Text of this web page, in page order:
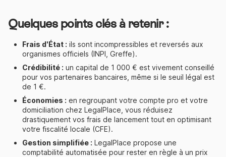
Quelques points clés à retenir :
Frais d'État : ils sont incompressibles et reversés aux
organismes officiels (INPI, Greffe).
Crédibilité : un capital de 1 000 € est vivement conseillé
pour vos partenaires bancaires, même si le seuil légal est
de 1 €.
Économies : en regroupant votre compte pro et votre
domiciliation chez LegalPlace, vous réduisez
drastiquement vos frais de lancement tout en optimisant
votre fiscalité locale (CFE).
Gestion simplifiée : LegalPlace propose une
comptabilité automatisée pour rester en règle à un prix